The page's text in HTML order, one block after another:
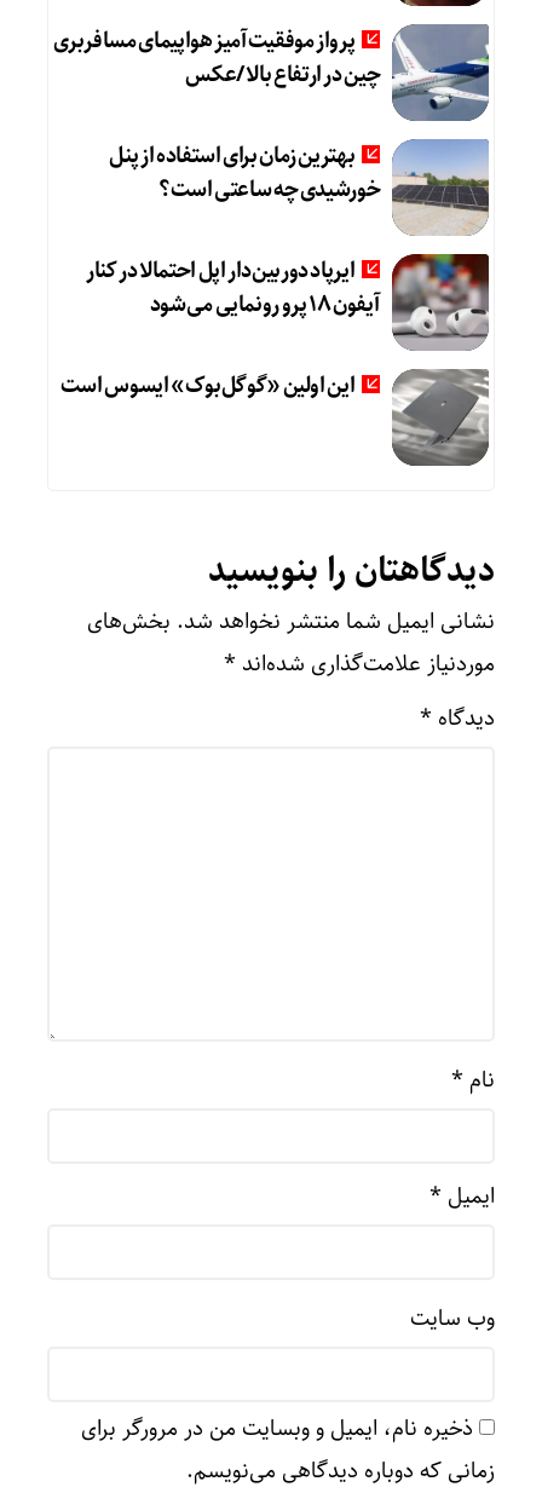
پرواز موفقیت‌آمیز هواپیمای مسافربری
چین در ارتفاع بالا /عکس
بهترین زمان برای استفاده از پنل
خورشیدی چه ساعتی است؟
ایرپاد دوربین‌دار اپل احتمالا در کنار
آیفون ۱۸ پرو رونمایی می‌شود
این اولین «گوگل‌بوک» ایسوس است
دیدگاهتان را بنویسید
نشانی ایمیل شما منتشر نخواهد شد. بخش‌های
موردنیاز علامت‌گذاری شده‌اند *
دیدگاه *
نام *
ایمیل *
وب‌ سایت
ذخیره نام، ایمیل و وبسایت من در مرورگر برای
زمانی که دوباره دیدگاهی می‌نویسم.